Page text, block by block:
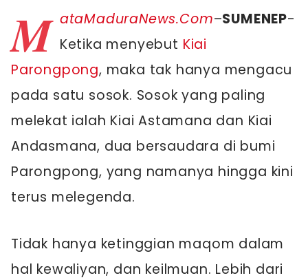
M ataMaduraNews.Com–SUMENEP-
Ketika menyebut Kiai
Parongpong, maka tak hanya mengacu
pada satu sosok. Sosok yang paling
melekat ialah Kiai Astamana dan Kiai
Andasmana, dua bersaudara di bumi
Parongpong, yang namanya hingga kini
terus melegenda.
Tidak hanya ketinggian maqom dalam
hal kewaliyan, dan keilmuan. Lebih dari